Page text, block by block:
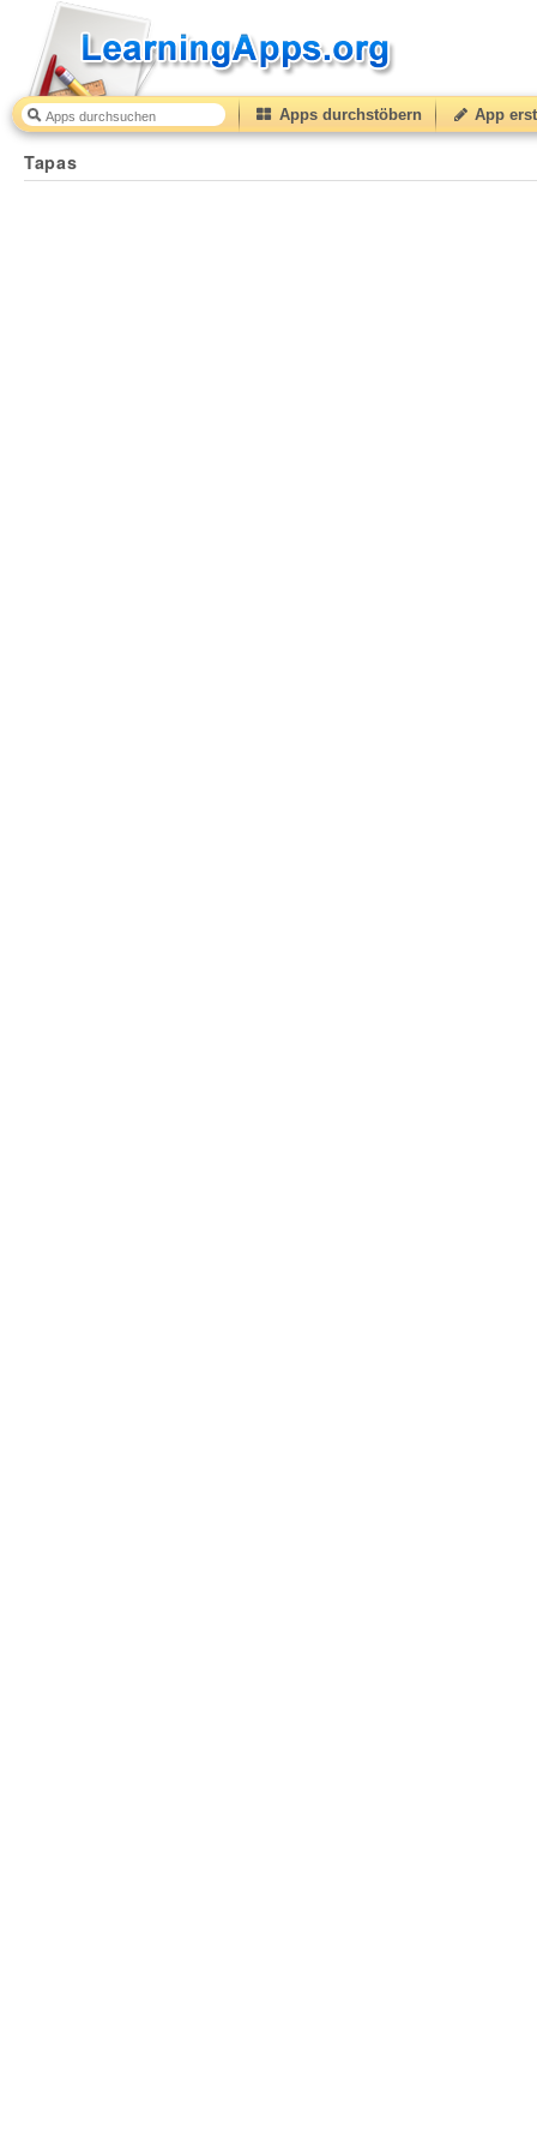
Apps durchstöbern App
Tapas